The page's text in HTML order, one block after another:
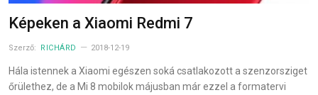
Képeken a Xiaomi Redmi 7
Szerző: RICHÁRD 2018-12-19
Hála istennek a Xiaomi egészen soká csatlakozott a szenzorsziget
őrülethez, de a Mi 8 mobilok májusban már ezzel a formatervi